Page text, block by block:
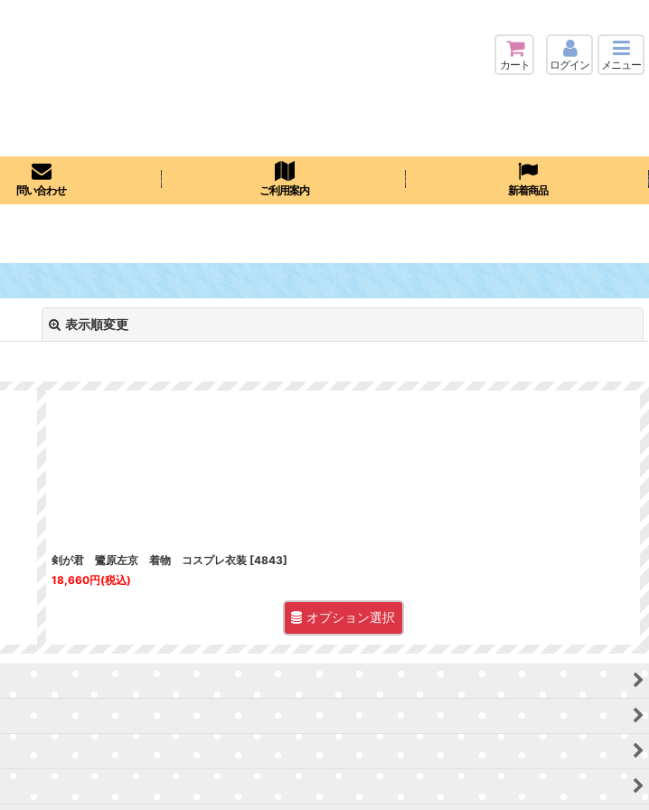
カート ログイン メニュー
問い合わせ ご利用案内 新着商品
表示順変更
剣が君 鷺原左京 着物 コスプレ衣装 [4843]
18,660円(税込)
オプション選択